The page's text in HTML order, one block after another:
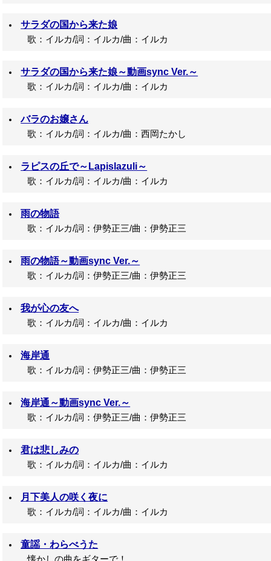
サラダの国から来た娘
歌：イルカ/詞：イルカ/曲：イルカ
サラダの国から来た娘～動画sync Ver.～
歌：イルカ/詞：イルカ/曲：イルカ
バラのお嬢さん
歌：イルカ/詞：イルカ/曲：西岡たかし
ラピスの丘で～Lapislazuli～
歌：イルカ/詞：イルカ/曲：イルカ
雨の物語
歌：イルカ/詞：伊勢正三/曲：伊勢正三
雨の物語～動画sync Ver.～
歌：イルカ/詞：伊勢正三/曲：伊勢正三
我が心の友へ
歌：イルカ/詞：イルカ/曲：イルカ
海岸通
歌：イルカ/詞：伊勢正三/曲：伊勢正三
海岸通～動画sync Ver.～
歌：イルカ/詞：伊勢正三/曲：伊勢正三
君は悲しみの
歌：イルカ/詞：イルカ/曲：イルカ
月下美人の咲く夜に
歌：イルカ/詞：イルカ/曲：イルカ
童謡・わらべうた